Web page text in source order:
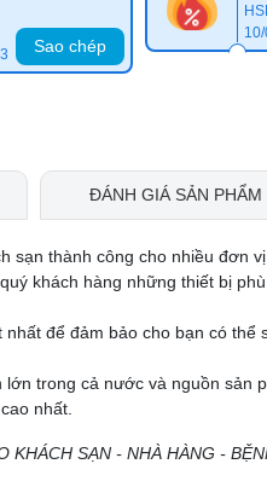
Sao chép
ĐÁNH GIÁ SẢN PHẨM
sạn thành công cho nhiều đơn
khách hàng những thiết bị
để đảm bảo cho bạn có thể
trong cả nước và nguồn sản
nhất.
KHÁCH SẠN - NHÀ HÀNG -